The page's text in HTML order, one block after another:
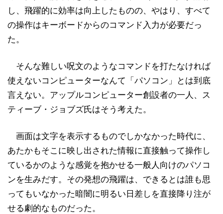
し、飛躍的に効率は向上したものの、やはり、すべて
の操作はキーボードからのコマンド入力が必要だっ
た。
そんな難しい呪文のようなコマンドを打たなければ
使えないコンピューターなんて「パソコン」とは到底
言えない。アップルコンピューター創設者の一人、ス
ティーブ・ジョブズ氏はそう考えた。
画面は文字を表示するものでしかなかった時代に、
あたかもそこに映し出された情報に直接触って操作し
ているかのような感覚を抱かせる一般人向けのパソコ
ンを生みだす。その発想の飛躍は、できるとは誰も思
ってもいなかった暗闇に明るい日差しを直接降り注が
せる劇的なものだった。